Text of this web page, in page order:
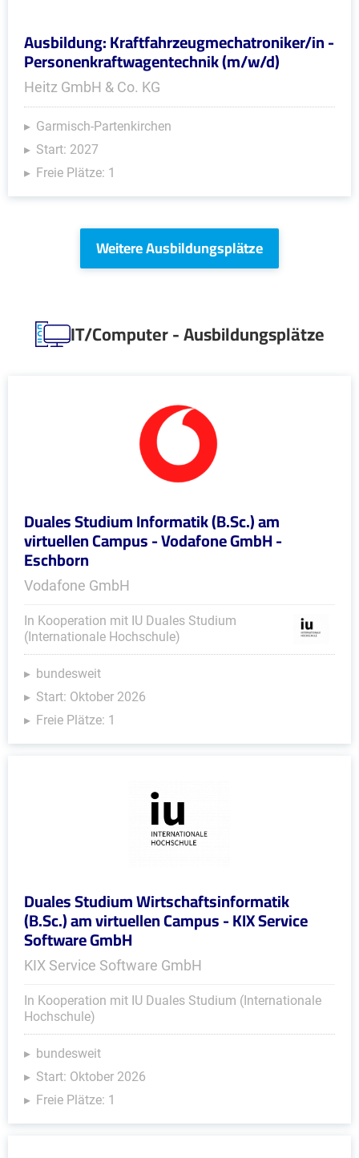
Ausbildung: Kraftfahrzeugmechatroniker/in -
Personenkraftwagentechnik (m/w/d)
Heitz GmbH & Co. KG
Garmisch-Partenkirchen
Start: 2027
Freie Plätze: 1
Weitere Ausbildungsplätze
IT/Computer - Ausbildungsplätze
Duales Studium Informatik (B.Sc.) am
virtuellen Campus - Vodafone GmbH -
Eschborn
Vodafone GmbH
In Kooperation mit IU Duales Studium
(Internationale Hochschule)
bundesweit
Start: Oktober 2026
Freie Plätze: 1
Duales Studium Wirtschaftsinformatik
(B.Sc.) am virtuellen Campus - KIX Service
Software GmbH
KIX Service Software GmbH
In Kooperation mit IU Duales Studium (Internationale
Hochschule)
bundesweit
Start: Oktober 2026
Freie Plätze: 1